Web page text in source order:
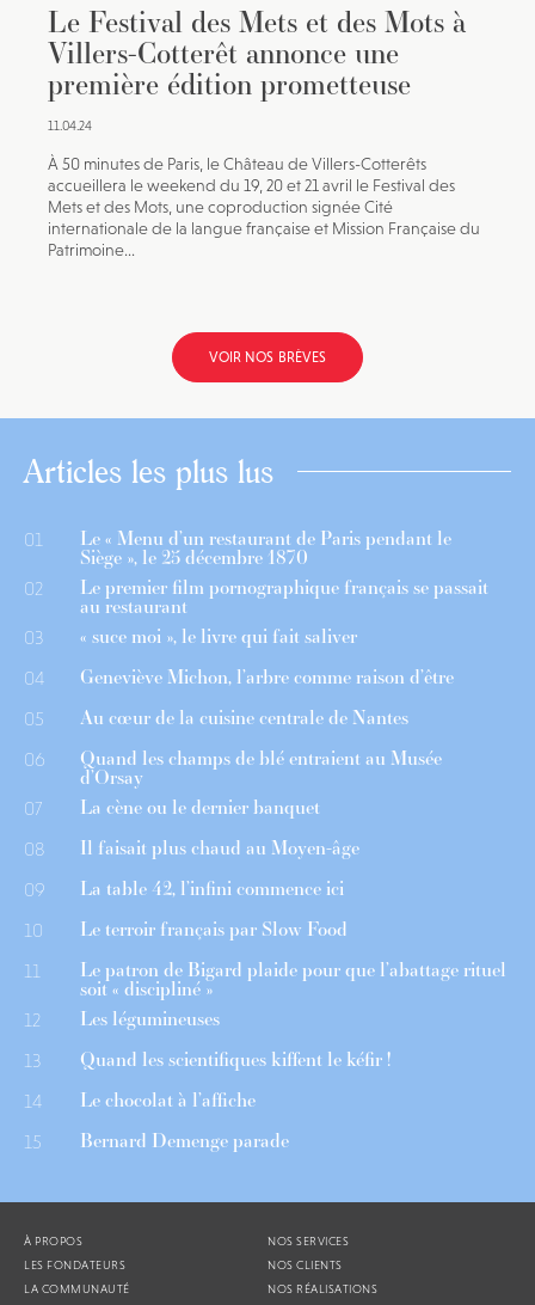
Le Festival des Mets et des Mots à
Villers-Cotterêt annonce une
première édition prometteuse
11.04.24
À 50 minutes de Paris, le Château de Villers-Cotterêts
accueillera le weekend du 19, 20 et 21 avril le Festival des
Mets et des Mots, une coproduction signée Cité
internationale de la langue française et Mission Française du
Patrimoine...
VOIR NOS BRÈVES
Articles les plus lus
01 Le « Menu d’un restaurant de Paris pendant le
Siège », le 25 décembre 1870
02 Le premier film pornographique français se passait
au restaurant
03 « suce moi », le livre qui fait saliver
04 Geneviève Michon, l’arbre comme raison d’être
05 Au cœur de la cuisine centrale de Nantes
06 Quand les champs de blé entraient au Musée
d’Orsay
07 La cène ou le dernier banquet
08 Il faisait plus chaud au Moyen-âge
09 La table 42, l’infini commence ici
10 Le terroir français par Slow Food
11 Le patron de Bigard plaide pour que l’abattage rituel
soit « discipliné »
12 Les légumineuses
13 Quand les scientifiques kiffent le kéfir !
14 Le chocolat à l’affiche
15 Bernard Demenge parade
À PROPOS
LES FONDATEURS
LA COMMUNAUTÉ
NOS SERVICES
NOS CLIENTS
NOS RÉALISATIONS